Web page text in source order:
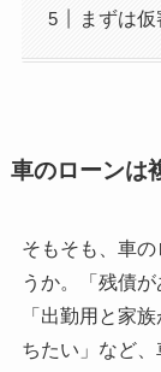
まずは仮
車のローンは
そもそも、車
うか。「残債
「出勤用と家
ちたい」など